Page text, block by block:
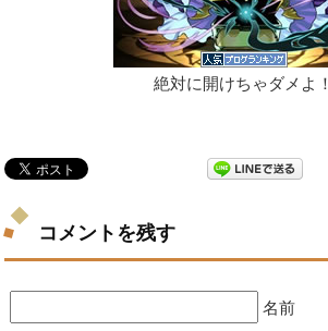
絶対に開けちゃダメよ！
コメントを残す
名前